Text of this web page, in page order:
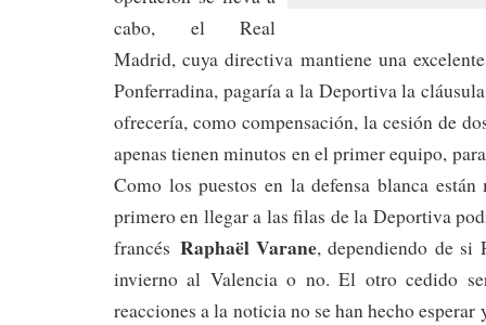
cabo, el Real
Madrid, cuya directiva mantiene una
Ponferradina, pagaría a la Deportiva la
ofrecería, como compensación, la cesión de
apenas tienen minutos en el primer equipo,
Como los puestos en la defensa blanca
primero en llegar a las filas de la Deportiva
francés Raphaël Varane, dependiendo de
invierno al Valencia o no. El otro cedido
reacciones a la noticia no se han hecho esperar